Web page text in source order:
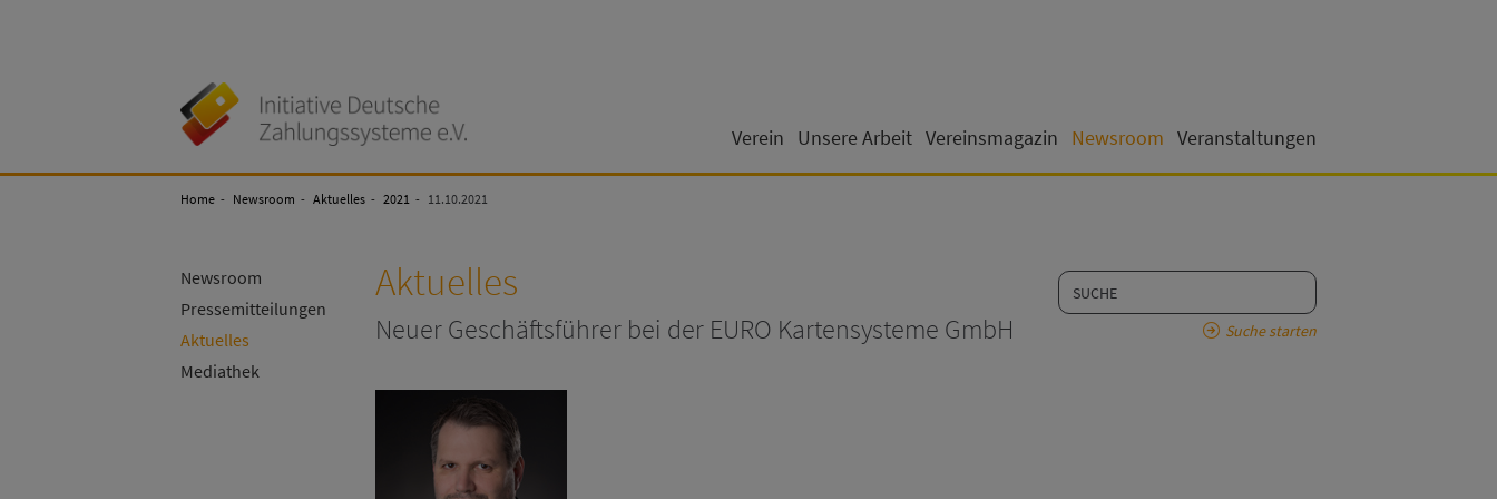
Deutsche
Zahlungssysteme
Verein Unsere Arbeit Vereinsmagazin Newsroom Veranstaltungen
Home Newsroom Aktuelles 2021 11.10.2021
Newsroom
Pressemitteilungen
Aktuelles
Mediathek
Aktuelles
Neuer Geschäftsführer bei der EURO Kartensysteme GmbH Suche starten